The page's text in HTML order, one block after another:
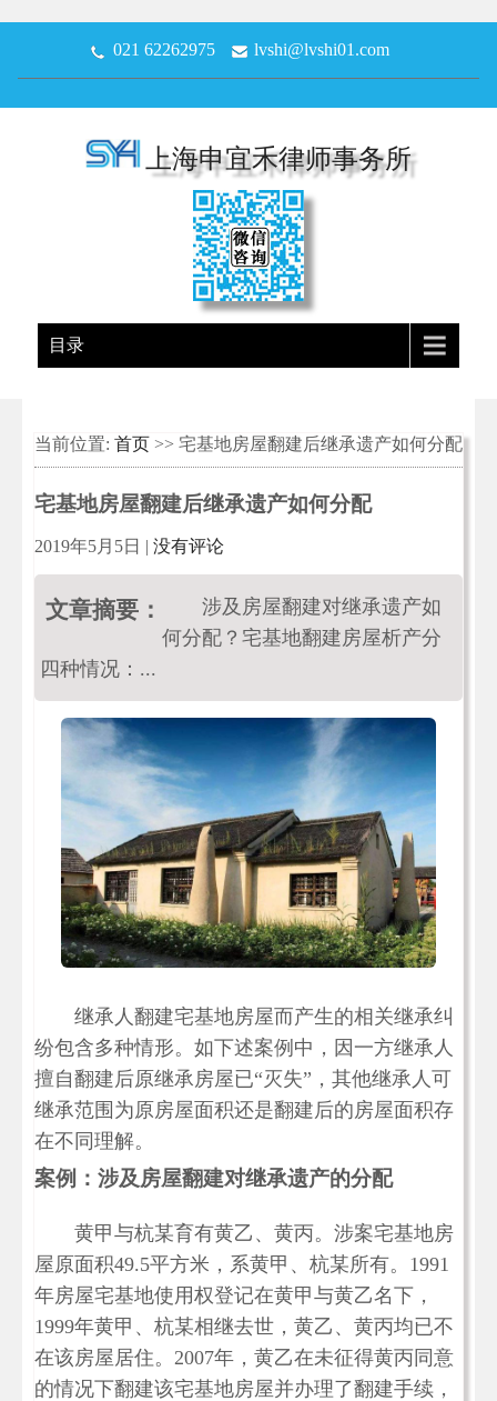
021 62262975 lvshi@lvshi01.com
上海申宜禾律师事务所
目录
当前位置: 首页 >> 宅基地房屋翻建后继承遗产如何分配
宅基地房屋翻建后继承遗产如何分配
2019年5月5日 | 没有评论
文章摘要：
涉及房屋翻建对继承遗产如
何分配？宅基地翻建房屋析产分
四种情况：...
继承人翻建宅基地房屋而产生的相关继承纠
纷包含多种情形。如下述案例中，因一方继承人
擅自翻建后原继承房屋已“灭失”，其他继承人可
继承范围为原房屋面积还是翻建后的房屋面积存
在不同理解。
案例：涉及房屋翻建对继承遗产的分配
黄甲与杭某育有黄乙、黄丙。涉案宅基地房
屋原面积49.5平方米，系黄甲、杭某所有。1991
年房屋宅基地使用权登记在黄甲与黄乙名下，
1999年黄甲、杭某相继去世，黄乙、黄丙均已不
在该房屋居住。2007年，黄乙在未征得黄丙同意
的情况下翻建该宅基地房屋并办理了翻建手续，